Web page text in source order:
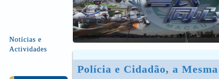
Notícias e
Actividades
Polícia e Cidadão, a